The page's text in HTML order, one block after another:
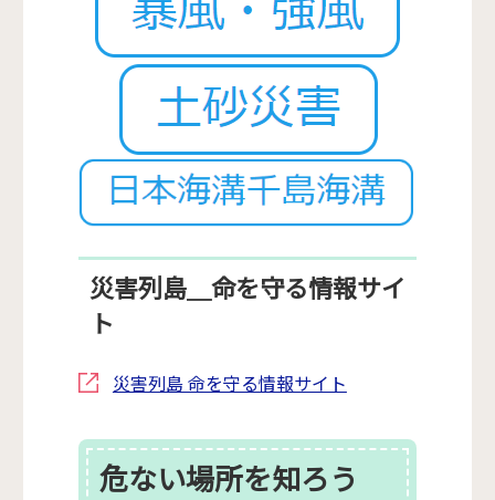
災害列島＿命を守る情報サイ
ト
災害列島 命を守る情報サイト
危ない場所を知ろう